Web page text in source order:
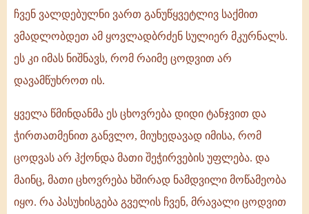
ჩვენ ვალდებულნი ვართ განუწყვეტლივ საქმით
ვმადლობდეთ ამ ყოვლადბრძენ სულიერ მკურნალს.
ეს კი იმას ნიშნავს, რომ რაიმე ცოდვით არ
დავამწუხროთ ის.
ყველა წმინდანმა ეს ცხოვრება დიდი ტანჯვით და
ჭირთათმენით განვლო, მიუხედავად იმისა, რომ
ცოდვას არ ჰქონდა მათი შეჭირვების უფლება. და
მაინც, მათი ცხოვრება ხშირად ნამდვილი მოწამეობა
იყო. რა პასუხისგება გველის ჩვენ, მრავალი ცოდვით